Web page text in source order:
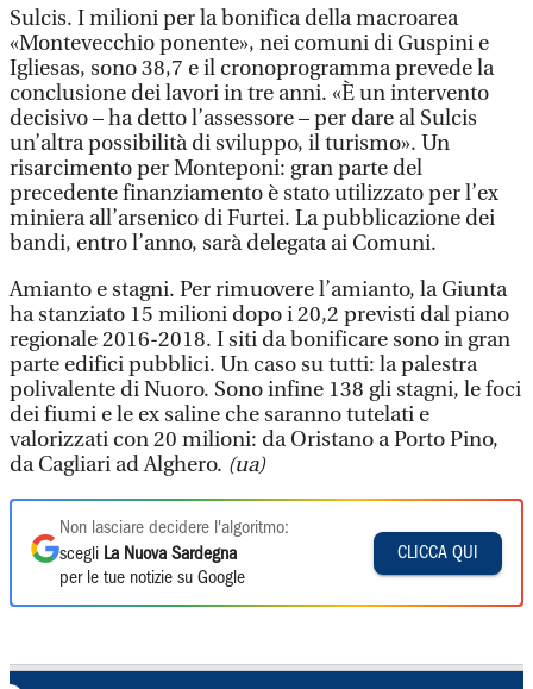
Sulcis. I milioni per la bonifica della macroarea
«Montevecchio ponente», nei comuni di Guspini e
Igliesas, sono 38,7 e il cronoprogramma prevede la
conclusione dei lavori in tre anni. «È un intervento
decisivo – ha detto l’assessore – per dare al Sulcis
un’altra possibilità di sviluppo, il turismo». Un
risarcimento per Monteponi: gran parte del
precedente finanziamento è stato utilizzato per l’ex
miniera all’arsenico di Furtei. La pubblicazione dei
bandi, entro l’anno, sarà delegata ai Comuni.
Amianto e stagni. Per rimuovere l’amianto, la Giunta
ha stanziato 15 milioni dopo i 20,2 previsti dal piano
regionale 2016-2018. I siti da bonificare sono in gran
parte edifici pubblici. Un caso su tutti: la palestra
polivalente di Nuoro. Sono infine 138 gli stagni, le foci
dei fiumi e le ex saline che saranno tutelati e
valorizzati con 20 milioni: da Oristano a Porto Pino,
da Cagliari ad Alghero. (ua)
Non lasciare decidere l'algoritmo:
scegli La Nuova Sardegna
per le tue notizie su Google
CLICCA QUI